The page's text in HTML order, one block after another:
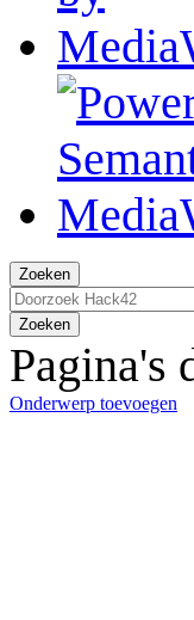
Zoeken
Zoeken
Pagina's
Onderwerp toevoegen